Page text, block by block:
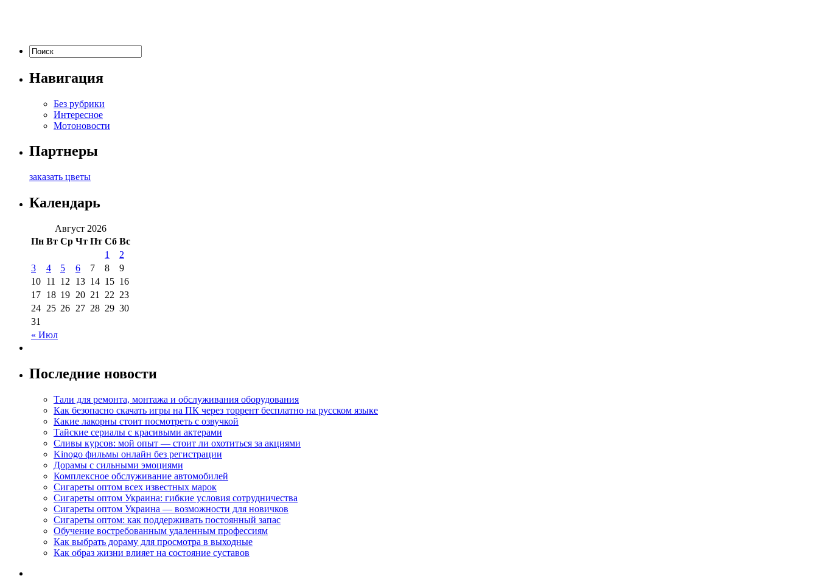
Навигация
Без рубрики
Интересное
Мотоновости
Партнеры
заказать цветы
Календарь
Август 2026
Пн Вт Ср Чт Пт Сб Вс
« Июл
1
2
3
4 5 6 7 8
9
10 11 12 13 14 15 16
17 18 19 20 21 22 23
24 25 26 27 28 29 30
31
Последние новости
Тали для ремонта, монтажа и обслуживания оборудования
Как безопасно скачать игры на ПК через торрент бесплатно на русском языке
Какие лакорны стоит посмотреть с озвучкой
Тайские сериалы с красивыми актерами
Сливы курсов: мой опыт — стоит ли охотиться за акциями
Kinogo фильмы онлайн без регистрации
Дорамы с сильными эмоциями
Комплексное обслуживание автомобилей
Сигареты оптом всех известных марок
Сигареты оптом Украина: гибкие условия сотрудничества
Сигареты оптом Украина — возможности для новичков
Сигареты оптом: как поддерживать постоянный запас
Обучение востребованным удаленным профессиям
Как выбрать дораму для просмотра в выходные
Как образ жизни влияет на состояние суставов